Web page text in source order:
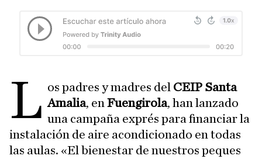
L os padres y madres del CEIP Santa
Amalia, enFuengirola, han lanzado
una campaña exprés para financiar la
instalación de aire acondicionado en todas
las aulas. «El bienestar de nuestros peques